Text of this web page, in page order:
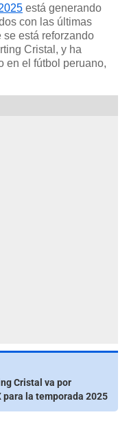
está generando
con las últimas
está reforzando
Cristal, y ha
en el fútbol peruano,
Cristal va por
para la temporada 2025